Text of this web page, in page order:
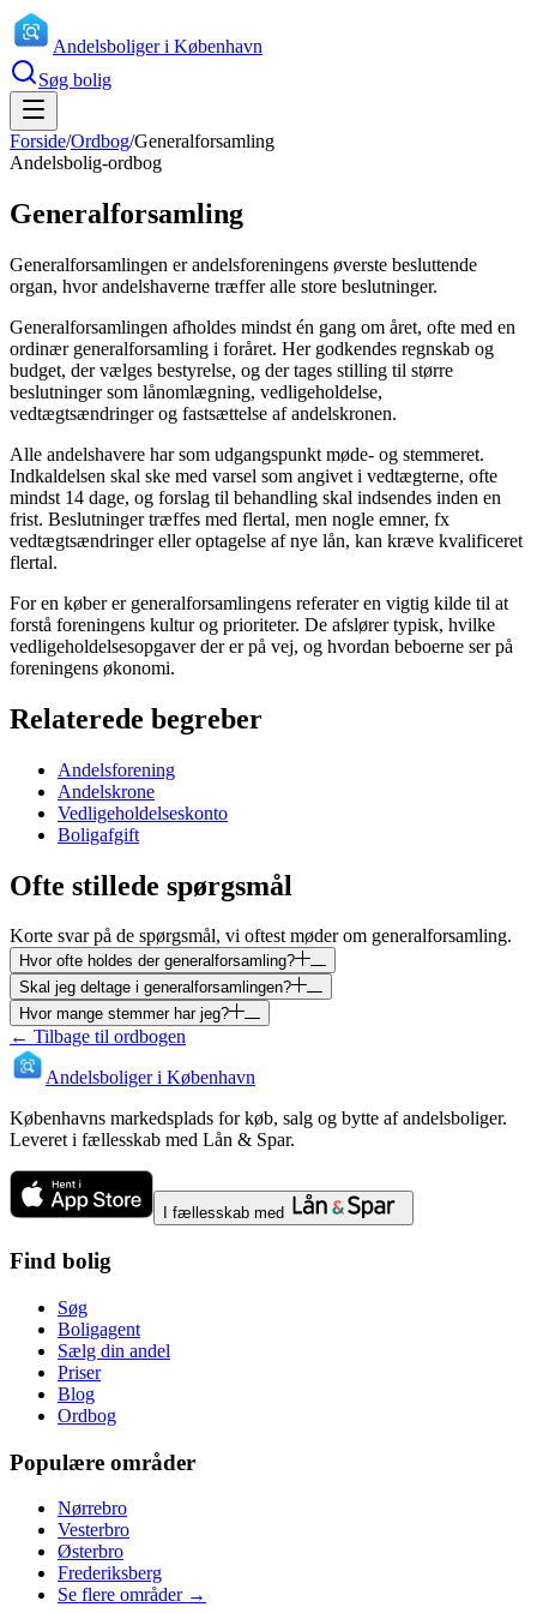
Andelsboliger i København
Søg bolig
Forside/Ordbog/Generalforsamling
Andelsbolig-ordbog
Generalforsamling
Generalforsamlingen er andelsforeningens øverste besluttende
organ, hvor andelshaverne træffer alle store beslutninger.
Generalforsamlingen afholdes mindst én gang om året, ofte med en
ordinær generalforsamling i foråret. Her godkendes regnskab og
budget, der vælges bestyrelse, og der tages stilling til større
beslutninger som lånomlægning, vedligeholdelse,
vedtægtsændringer og fastsættelse af andelskronen.
Alle andelshavere har som udgangspunkt møde- og stemmeret.
Indkaldelsen skal ske med varsel som angivet i vedtægterne, ofte
mindst 14 dage, og forslag til behandling skal indsendes inden en
frist. Beslutninger træffes med flertal, men nogle emner, fx
vedtægtsændringer eller optagelse af nye lån, kan kræve kvalificeret
flertal.
For en køber er generalforsamlingens referater en vigtig kilde til at
forstå foreningens kultur og prioriteter. De afslører typisk, hvilke
vedligeholdelsesopgaver der er på vej, og hvordan beboerne ser på
foreningens økonomi.
Relaterede begreber
Andelsforening
Andelskrone
Vedligeholdelseskonto
Boligafgift
Ofte stillede spørgsmål
Korte svar på de spørgsmål, vi oftest møder om generalforsamling.
Hvor ofte holdes der generalforsamling?
Skal jeg deltage i generalforsamlingen?
Hvor mange stemmer har jeg?
← Tilbage til ordbogen
Andelsboliger i København
Københavns markedsplads for køb, salg og bytte af andelsboliger.
Leveret i fællesskab med Lån & Spar.
I fællesskab med
Find bolig
Søg
Boligagent
Sælg din andel
Priser
Blog
Ordbog
Populære områder
Nørrebro
Vesterbro
Østerbro
Frederiksberg
Se flere områder →